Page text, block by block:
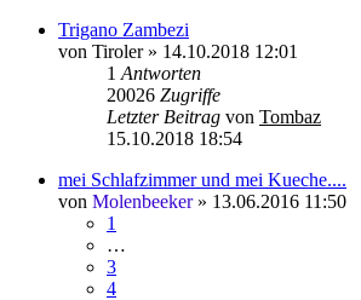
Trigano Zambezi
von Tiroler» 14.10.2018 12:01
1 Antworten
20026 Zugriffe
Letzter Beitrag von Tombaz
15.10.2018 18:54
mei Schlafzimmer und mei Kueche....
von Molenbeeker» 13.06.2016 11:50
1
…
3
4